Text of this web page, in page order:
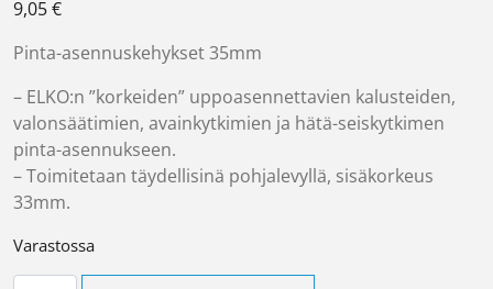
9,05€
Pinta-asennuskehykset 35mm
– ELKO:n ”korkeiden” uppoasennettavien kalusteiden,
valonsäätimien, avainkytkimien ja hätä-seiskytkimen
pinta-asennukseen.
– Toimitetaan täydellisinä pohjalevyllä, sisäkorkeus
33mm.
Varastossa